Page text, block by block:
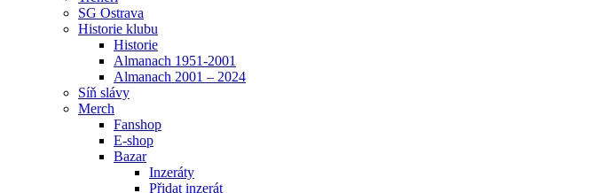
SG Ostrava
Historie klubu
Historie
Almanach 1951-2001
Almanach 2001 – 2024
Síň slávy
Merch
Fanshop
E-shop
Bazar
Inzeráty
Přidat inzerát